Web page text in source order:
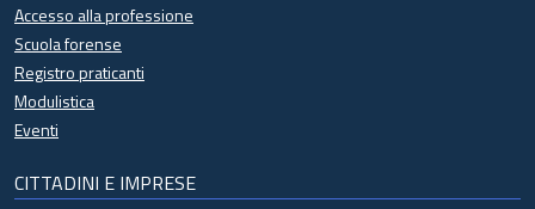
Accesso alla professione
Scuola forense
Registro praticanti
Modulistica
Eventi
CITTADINI E IMPRESE